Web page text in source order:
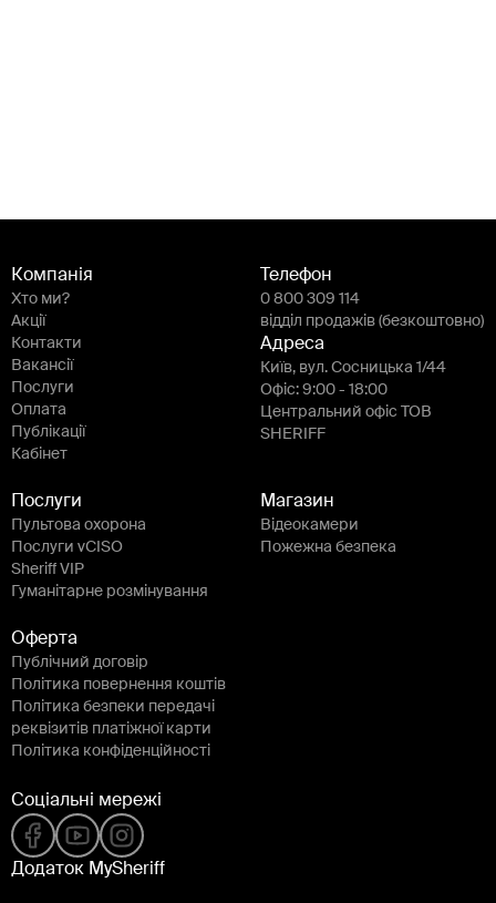
Компанія
Хто ми?
Акції
Контакти
Вакансії
Послуги
Оплата
Публікації
Кабінет
Телефон
0 800 309 114
відділ продажів (безкоштовно)
Адреса
Київ, вул. Сосницька 1/44
Офіс: 9:00 - 18:00
Центральний офіс ТОВ
SHERIFF
Послуги
Пультова охорона
Послуги vCISO
Sheriff VIP
Гуманітарне розмінування
Магазин
Відеокамери
Пожежна безпека
Оферта
Публічний договір
Політика повернення коштів
Політика безпеки передачі
реквізитів платіжної карти
Політика конфіденційності
Соціальні мережі
Додаток MySheriff